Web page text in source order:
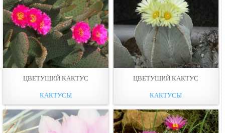
ЦВЕТУЩИЙ КАКТУС
КАКТУСЫ
ЦВЕТУЩИЙ КАКТУС
КАКТУСЫ